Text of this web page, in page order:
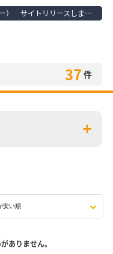
サイトリリースしました！
37 件
ありません。